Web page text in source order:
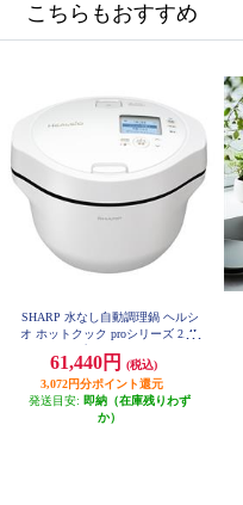
こちらもおすすめ
SHARP 水なし自動調理鍋 ヘルシ
オ ホットクック proシリーズ 2.4L
61,440円
(税込)
3,072円分ポイント還元
発送目安: 即納（在庫残りわず
か）